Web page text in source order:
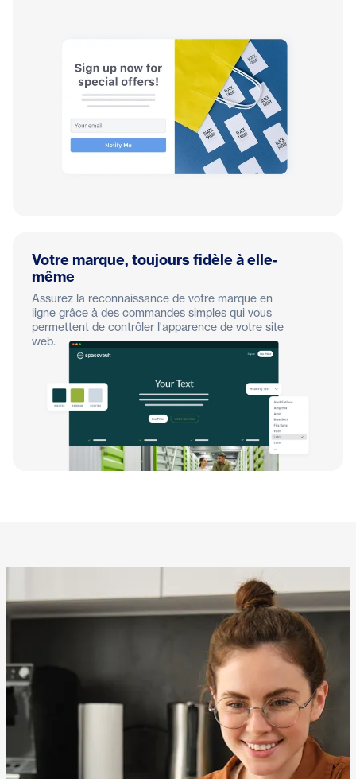
Votre marque, toujours fidèle à elle-
même
Assurez la reconnaissance de votre marque en
ligne grâce à des commandes simples qui vous
permettent de contrôler l'apparence de votre site
web.